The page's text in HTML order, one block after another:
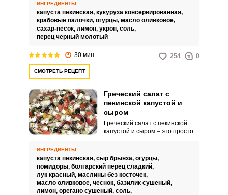
вкусов и текстур, благодаря
удачному подбору
ингредиентов. Он является
легким, освежающим и
идеальным для повседневного
обеда или ужина, а также для
ИНГРЕДИЕНТЫ
капуста пекинская, кукуруза консервированная,
крабовые палочки, огурцы, масло оливковое,
сахар-песок, лимон, укроп, соль,
перец черный молотый
30 мин 254 0
СМОТРЕТЬ РЕЦЕПТ
Греческий салат с
пекинской капустой и
сыром
Греческий салат с пекинской
капустой и сыром – это простое
вашего стола. Такой легкий
салат идеально подойдет для
перекуса, также его можно
подавать как дополнение к
горячим блюдам.
ИНГРЕДИЕНТЫ
капуста пекинская, сыр брынза, огурцы,
помидоры, болгарский перец сладкий,
лук красный, маслины без косточек,
масло оливковое, чеснок, базилик сушеный,
лимон, орегано сушеный, соль,